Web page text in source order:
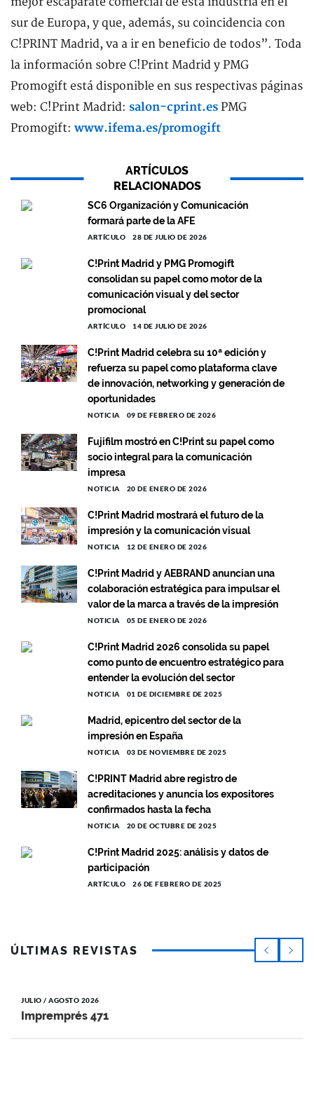
sur de Europa, y que, además, su coincidencia con
C!PRINT Madrid, va a ir en beneficio de todos”. Toda
la información sobre C!Print Madrid y PMG
Promogift está disponible en sus respectivas páginas
web: C!Print Madrid: salon-cprint.es PMG
Promogift: www.ifema.es/promogift
ARTÍCULOS
RELACIONADOS
SC6 Organización y Comunicación
formará parte de la AFE
ARTÍCULO 28 DE JULIO DE 2026
C!Print Madrid y PMG Promogift
consolidan su papel como motor de la
comunicación visual y del sector
promocional
ARTÍCULO 14 DE JULIO DE 2026
C!Print Madrid celebra su 10ª edición y
refuerza su papel como plataforma clave
de innovación, networking y generación de
oportunidades
NOTICIA 09 DE FEBRERO DE 2026
Fujifilm mostró en C!Print su papel como
socio integral para la comunicación
impresa
NOTICIA 20 DE ENERO DE 2026
C!Print Madrid mostrará el futuro de la
impresión y la comunicación visual
NOTICIA 12 DE ENERO DE 2026
C!Print Madrid y AEBRAND anuncian una
colaboración estratégica para impulsar el
valor de la marca a través de la impresión
NOTICIA 05 DE ENERO DE 2026
C!Print Madrid 2026 consolida su papel
como punto de encuentro estratégico para
entender la evolución del sector
NOTICIA 01 DE DICIEMBRE DE 2025
Madrid, epicentro del sector de la
impresión en España
NOTICIA 03 DE NOVIEMBRE DE 2025
C!PRINT Madrid abre registro de
acreditaciones y anuncia los expositores
confirmados hasta la fecha
NOTICIA 20 DE OCTUBRE DE 2025
C!Print Madrid 2025: análisis y datos de
participación
ARTÍCULO 26 DE FEBRERO DE 2025
ÚLTIMAS REVISTAS
JULIO / AGOSTO 2026
Impremprés 471